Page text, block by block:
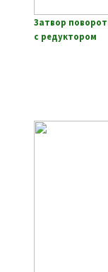
Затвор
с редуктором